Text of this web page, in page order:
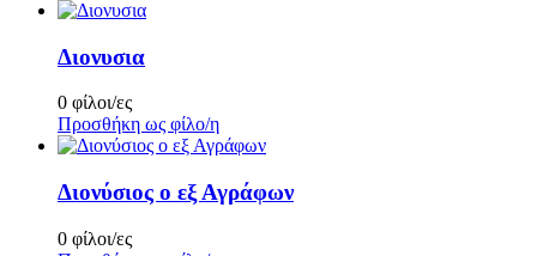
Διονυσια
0 φίλοι/ες
Προσθήκη ως φίλο/η
Διονύσιος ο εξ Αγράφων
0 φίλοι/ες